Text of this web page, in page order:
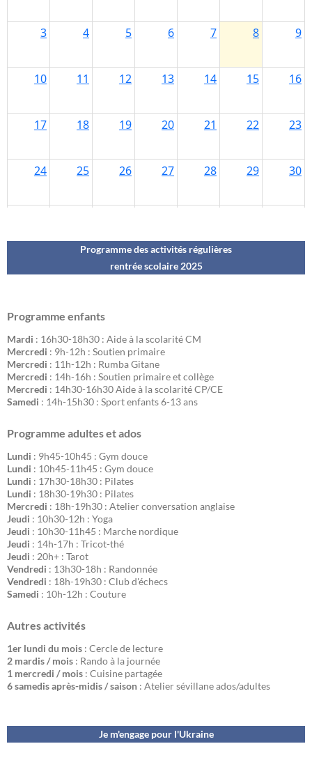
Programme des activités régulières
rentrée scolaire 2025
Programme enfants
Mardi : 16h30-18h30 : Aide à la scolarité CM
Mercredi : 9h-12h : Soutien primaire
Mercredi : 11h-12h : Rumba Gitane
Mercredi : 14h-16h : Soutien primaire et collège
Mercredi : 14h30-16h30 Aide à la scolarité CP/CE
Samedi : 14h-15h30 : Sport enfants 6-13 ans
Programme adultes et ados
Lundi : 9h45-10h45 : Gym douce
Lundi : 10h45-11h45 : Gym douce
Lundi : 17h30-18h30 : Pilates
Lundi : 18h30-19h30 : Pilates
Mercredi : 18h-19h30 : Atelier conversation anglaise
Jeudi : 10h30-12h : Yoga
Jeudi : 10h30-11h45 : Marche nordique
Jeudi : 14h-17h : Tricot-thé
Jeudi : 20h+ : Tarot
Vendredi : 13h30-18h : Randonnée
Vendredi : 18h-19h30 : Club d'échecs
Samedi : 10h-12h : Couture
Autres activités
1er lundi du mois : Cercle de lecture
2 mardis / mois : Rando à la journée
1 mercredi / mois : Cuisine partagée
6 samedis après-midis / saison : Atelier sévillane ados/adultes
Je m'engage pour l'Ukraine